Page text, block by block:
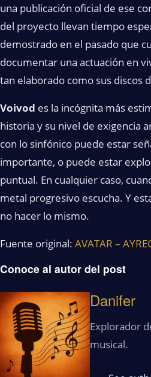
una publicación oficial de ese
del proyecto llevan tiempo
demostrado en el pasado que
documentar una actuación en
tan elaborado como sus discos
Voivod es la incógnita más
historia y su nivel de exigencia
con lo sinfónico puede estar
importante, o puede estar
puntual. En cualquier caso,
metal progresivo escucha. Y
no hacer lo mismo.
Fuente original: AVATAR –
Conoce al autor del post
Danifer
Explorador
musical.